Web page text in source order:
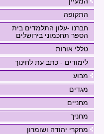
התקופה
חברנו -עלון התלמדים בית
הספר תחכמוני בירושלים
טללי אורות
לימודים - כתב עת לחינוך
מבוע
מגדים
מחניים
מחניך
מחקרי יהודה ושומרון